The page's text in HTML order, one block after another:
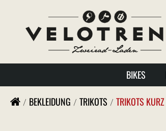
BIKES
BEKLEIDUNG TRIKOTS TRIKOTS KURZ